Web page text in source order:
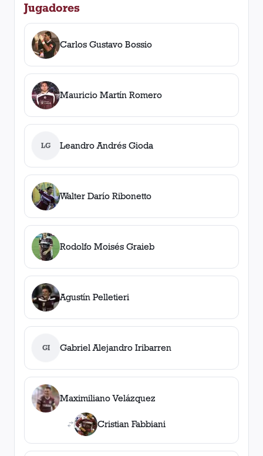
Jugadores
Carlos Gustavo Bossio
Mauricio Martín Romero
LG Leandro Andrés Gioda
Walter Darío Ribonetto
Rodolfo Moisés Graieb
Agustín Pelletieri
GI Gabriel Alejandro Iribarren
Maximiliano Velázquez
Cristian Fabbiani